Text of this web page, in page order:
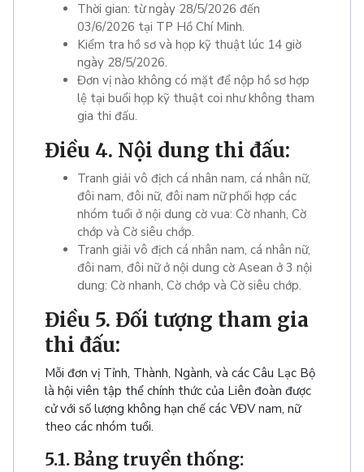
Thời gian: từ ngày 28/5/2026 đến
03/6/2026 tại TP Hồ Chí Minh.
Kiểm tra hồ sơ và họp kỹ thuật lúc 14 giờ
ngày 28/5/2026.
Đơn vị nào không có mặt để nộp hồ sơ hợp
lệ tại buổi họp kỹ thuật coi như không tham
gia thi đấu.
Điều 4. Nội dung thi đấu:
Tranh giải vô địch cá nhân nam, cá nhân nữ,
đôi nam, đôi nữ, đôi nam nữ phối hợp các
nhóm tuổi ở nội dung cờ vua: Cờ nhanh, Cờ
chớp và Cờ siêu chớp.
Tranh giải vô địch cá nhân nam, cá nhân nữ,
đôi nam, đôi nữ ở nội dung cờ Asean ở 3 nội
dung: Cờ nhanh, Cờ chớp và Cờ siêu chớp.
Điều 5. Đối tượng tham gia
thi đấu:
Mỗi đơn vị Tỉnh, Thành, Ngành, và các Câu Lạc Bộ
là hội viên tập thể chính thức của Liên đoàn được
cử với số lượng không hạn chế các VĐV nam, nữ
theo các nhóm tuổi.
5.1. Bảng truyền thống: